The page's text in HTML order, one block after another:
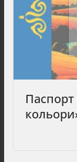
Паспорт